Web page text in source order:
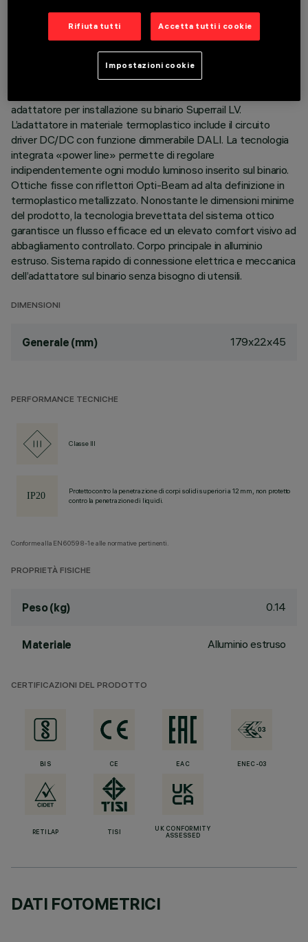
DATI TECNICI
adattatore per installazione su binario Superrail LV.
L’adattatore in materiale termoplastico include il circuito
driver DC/DC con funzione dimmerabile DALI. La tecnologia
integrata «power line» permette di regolare
indipendentemente ogni modulo luminoso inserito sul binario.
Ottiche fisse con riflettori Opti-Beam ad alta definizione in
termoplastico metallizzato. Nonostante le dimensioni minime
del prodotto, la tecnologia brevettata del sistema ottico
garantisce un flusso efficace ed un elevato comfort visivo ad
abbagliamento controllato. Corpo principale in alluminio
estruso. Sistema rapido di connessione elettrica e meccanica
dell’adattatore sul binario senza bisogno di utensili.
DIMENSIONI
Generale (mm) 179x22x45
PERFORMANCE TECNICHE
Classe III
Protetto contro la penetrazione di corpi solidi superiori a 12 mm, non protetto
contro la penetrazione di liquidi.
Conforme alla EN60598-1 e alle normative pertinenti.
PROPRIETÀ FISICHE
Peso (kg) 0.14
Materiale Alluminio estruso
CERTIFICAZIONI DEL PRODOTTO
BIS CE EAC ENEC-03
RETILAP TISI
UK CONFORMITY
ASSESSED
DATI FOTOMETRICI
Rifiuta tutti Accetta tutti i cookie
Impostazioni cookie